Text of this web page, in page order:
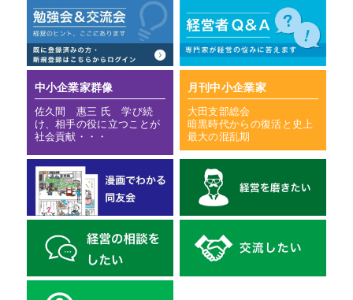
中小企業家群像
佐久間 惠三 氏 学び続
け、相手の役に立つことが
社会貢献・・・
月刊中小企業家
大田支部総会
暗黒時代からの復活と史上
最大の混乱期